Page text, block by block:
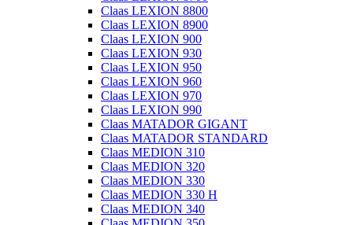
Claas LEXION 8800
Claas LEXION 8900
Claas LEXION 900
Claas LEXION 930
Claas LEXION 950
Claas LEXION 960
Claas LEXION 970
Claas LEXION 990
Claas MATADOR GIGANT
Claas MATADOR STANDARD
Claas MEDION 310
Claas MEDION 320
Claas MEDION 330
Claas MEDION 330 H
Claas MEDION 340